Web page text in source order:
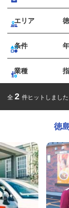
エリア
条件
業種
全 2 件ヒットしました
徳